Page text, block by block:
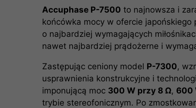
Accuphase P-7500 to najnowsza i
końcówka mocy w ofercie
o najbardziej wymagających
nawet najbardziej prądożerne i
Zastępując ceniony model P-7300,
usprawnienia konstrukcyjne i
imponującą moc 300 W przy 8 Ω, 600
trybie stereofonicznym. Po